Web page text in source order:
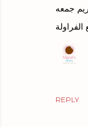
ريم جمعه
REPLY